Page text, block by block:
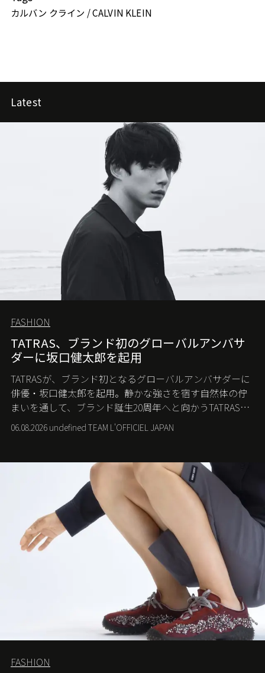
カルバン クライン / CALVIN KLEIN
Latest
FASHION
TATRAS、ブランド初のグローバルアンバサ
ダーに坂口健太郎を起用
TATRASが、ブランド初となるグローバルアンバサダーに
俳優・坂口健太郎を起用。静かな強さを宿す自然体の佇
まいを通して、ブランド誕生20周年へと向かうTATRASの
新たなストーリーを発信する。
06.08.2026 undefined TEAM L'OFFICIEL JAPAN
FASHION